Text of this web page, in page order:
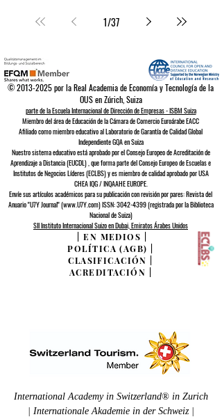
1/37
©2013-2025por la Real Academia de Economía y Tecnología de la
OUS en Zúrich, Suiza
parte de la Escuela Internacional de Dirección de Empresas - ISBM Suiza
Miembro del área de Educación de la Cámara de Comercio Euroárabe EACC
Afiliado como miembro educativo al Laboratorio de Garantía de Calidad Global
Independiente GQAen Suiza
Nuestro sistema educativo está aprobado por elConsejo Europeo deAcreditación de
Aprendizaje a Distancia (EUCDL), que forma parte delConsejo Europeo de Escuelas e
Institutos de Negocios Líderes (ECLBS)y es miembro de calidad aprobado por USA
CHEA IQG / INQAAHE EUROPE.
Envíe sus artículos académicos para su publicación con revisión por pares: Revista del
Anuario "U7Y Journal" (www.U7Y.com) ISSN: 3042-4399 (registrada por la Biblioteca
Nacional de Suiza)
SII Instituto Internacional Suizo en Dubai, Emiratos Árabes Unidos
|EN MEDIOS
POLÍTICA (AGB)
CLASIFICACIÓN
ACREDITACIÓN
International Academy in Switzerland® in Zurich
| Internationale Akademie in der Schweiz |